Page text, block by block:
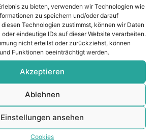
zu bieten, verwenden wir Technologien wie
zu speichern und/oder darauf
Technologien zustimmst, können wir Daten
eindeutige IDs auf dieser Website verarbeiten.
nicht erteilst oder zurückziehst, können
Funktionen beeinträchtigt werden.
Akzeptieren
Ablehnen
Einstellungen ansehen
Cookies
Immobilien
Speicherstraße 5
60327 Frankfurt